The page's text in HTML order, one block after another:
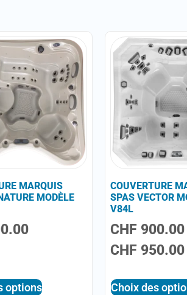
MARQUIS
MODÈLE
options
COUVERTURE
SPAS VECTOR
V84L
CHF 900.00
CHF 950.00
Choix des